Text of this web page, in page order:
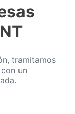
tramitamos
un